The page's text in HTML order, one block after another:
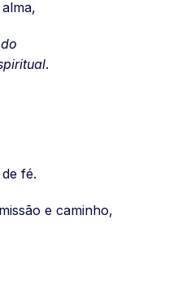
.
fé.
e caminho,